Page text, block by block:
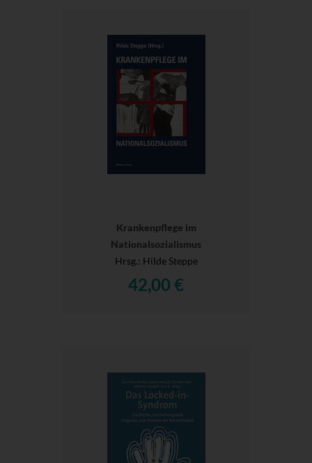
Krankenpflege im
Nationalsozialismus
Hrsg.: Hilde Steppe
42,00 €